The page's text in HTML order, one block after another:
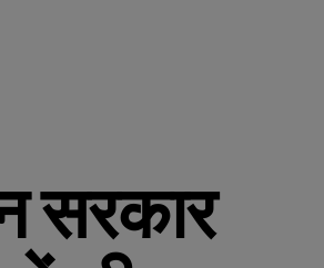
सरकार